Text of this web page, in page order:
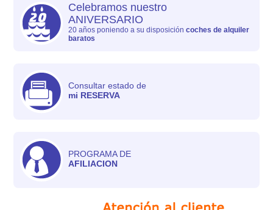
Celebramos nuestro
ANIVERSARIO
20 años poniendo a su disposicióncoches de alquiler
baratos
Consultar estado de
mi RESERVA
PROGRAMA DE
AFILIACION